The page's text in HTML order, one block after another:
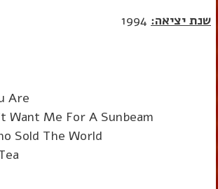
שנת יציאה:1994
Are
Want Me For A Sunbeam
Sold The World